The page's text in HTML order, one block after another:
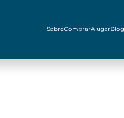
SobreComprarAlugarBlog